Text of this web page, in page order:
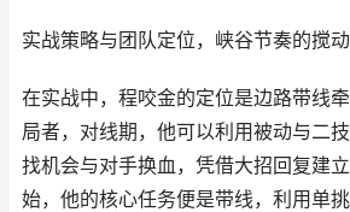
实战策略与团队定位，峡谷节奏的搅
在实战中，程咬金的定位是边路带线
局者，对线期，他可以利用被动与二
找机会与对手换血，凭借大招回复建
始，他的核心任务便是带线，利用单